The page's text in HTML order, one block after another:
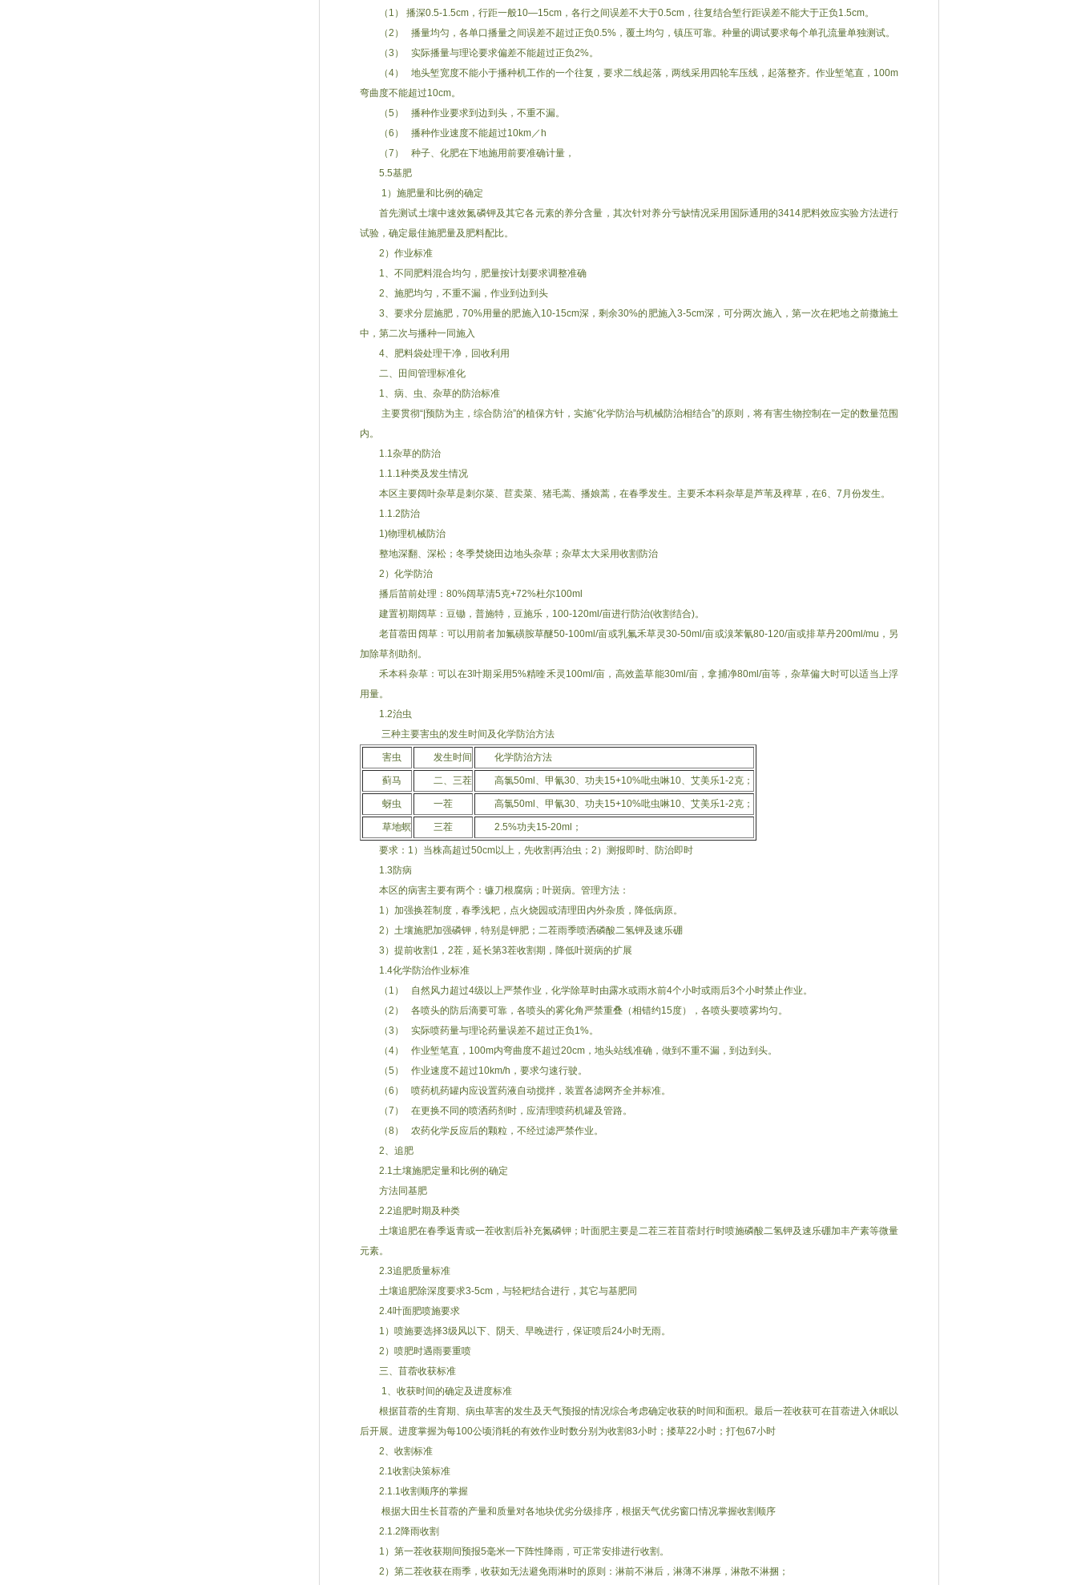
（1） 播深0.5-1.5cm，行距一般10—15cm，各行之间误差不大于0.5cm，往复结合堑行距误差不能大于正负1.5cm。
（2） 播量均匀，各单口播量之间误差不超过正负0.5%，覆土均匀，镇压可靠。种量的调试要求每个单孔流量单独测试。
（3） 实际播量与理论要求偏差不能超过正负2%。
（4） 地头堑宽度不能小于播种机工作的一个往复，要求二线起落，两线采用四轮车压线，起落整齐。作业堑笔直，100m
弯曲度不能超过10cm。
（5） 播种作业要求到边到头，不重不漏。
（6） 播种作业速度不能超过10km／h
（7） 种子、化肥在下地施用前要准确计量，
5.5基肥
1）施肥量和比例的确定
首先测试土壤中速效氮磷钾及其它各元素的养分含量，其次针对养分亏缺情况采用国际通用的3414肥料效应实验方法进行
试验，确定最佳施肥量及肥料配比。
2）作业标准
1、不同肥料混合均匀，肥量按计划要求调整准确
2、施肥均匀，不重不漏，作业到边到头
3、要求分层施肥，70%用量的肥施入10-15cm深，剩余30%的肥施入3-5cm深，可分两次施入，第一次在耙地之前撒施土
中，第二次与播种一同施入
4、肥料袋处理干净，回收利用
二、田间管理标准化
1、病、虫、杂草的防治标准
主要贯彻“|预防为主，综合防治”的植保方针，实施“化学防治与机械防治相结合”的原则，将有害生物控制在一定的数量范围
内。
1.1杂草的防治
1.1.1种类及发生情况
本区主要阔叶杂草是刺尔菜、苣卖菜、猪毛蒿、播娘蒿，在春季发生。主要禾本科杂草是芦苇及稗草，在6、7月份发生。
1.1.2防治
1)物理机械防治
整地深翻、深松；冬季焚烧田边地头杂草；杂草太大采用收割防治
2）化学防治
播后苗前处理：80%阔草清5克+72%杜尔100ml
建置初期阔草：豆锄，普施特，豆施乐，100-120ml/亩进行防治(收割结合)。
老苜蓿田阔草：可以用前者加氟磺胺草醚50-100ml/亩或乳氟禾草灵30-50ml/亩或溴苯氰80-120/亩或排草丹200ml/mu，另
加除草剂助剂。
禾本科杂草：可以在3叶期采用5%精喹禾灵100ml/亩，高效盖草能30ml/亩，拿捕净80ml/亩等，杂草偏大时可以适当上浮
用量。
1.2治虫
三种主要害虫的发生时间及化学防治方法
害虫 发生时间 化学防治方法
蓟马 二、三茬 高氯50ml、甲氰30、功夫15+10%吡虫啉10、艾美乐1-2克；
蚜虫 一茬 高氯50ml、甲氰30、功夫15+10%吡虫啉10、艾美乐1-2克；
草地螟 三茬 2.5%功夫15-20ml；
要求：1）当株高超过50cm以上，先收割再治虫；2）测报即时、防治即时
1.3防病
本区的病害主要有两个：镰刀根腐病；叶斑病。管理方法：
1）加强换茬制度，春季浅耙，点火烧园或清理田内外杂质，降低病原。
2）土壤施肥加强磷钾，特别是钾肥；二茬雨季喷洒磷酸二氢钾及速乐硼
3）提前收割1，2茬，延长第3茬收割期，降低叶斑病的扩展
1.4化学防治作业标准
（1） 自然风力超过4级以上严禁作业，化学除草时由露水或雨水前4个小时或雨后3个小时禁止作业。
（2） 各喷头的防后滴要可靠，各喷头的雾化角严禁重叠（相错约15度），各喷头要喷雾均匀。
（3） 实际喷药量与理论药量误差不超过正负1%。
（4） 作业堑笔直，100m内弯曲度不超过20cm，地头站线准确，做到不重不漏，到边到头。
（5） 作业速度不超过10km/h，要求匀速行驶。
（6） 喷药机药罐内应设置药液自动搅拌，装置各滤网齐全并标准。
（7） 在更换不同的喷洒药剂时，应清理喷药机罐及管路。
（8） 农药化学反应后的颗粒，不经过滤严禁作业。
2、追肥
2.1土壤施肥定量和比例的确定
方法同基肥
2.2追肥时期及种类
土壤追肥在春季返青或一茬收割后补充氮磷钾；叶面肥主要是二茬三茬苜蓿封行时喷施磷酸二氢钾及速乐硼加丰产素等微量
元素。
2.3追肥质量标准
土壤追肥除深度要求3-5cm，与轻耙结合进行，其它与基肥同
2.4叶面肥喷施要求
1）喷施要选择3级风以下、阴天、早晚进行，保证喷后24小时无雨。
2）喷肥时遇雨要重喷
三、苜蓿收获标准
1、收获时间的确定及进度标准
根据苜蓿的生育期、病虫草害的发生及天气预报的情况综合考虑确定收获的时间和面积。最后一茬收获可在苜蓿进入休眠以
后开展。进度掌握为每100公顷消耗的有效作业时数分别为收割83小时；搂草22小时；打包67小时
2、收割标准
2.1收割决策标准
2.1.1收割顺序的掌握
根据大田生长苜蓿的产量和质量对各地块优劣分级排序，根据天气优劣窗口情况掌握收割顺序
2.1.2降雨收割
1）第一茬收获期间预报5毫米一下阵性降雨，可正常安排进行收割。
2）第二茬收获在雨季，收获如无法避免雨淋时的原则：淋前不淋后，淋薄不淋厚，淋散不淋捆；